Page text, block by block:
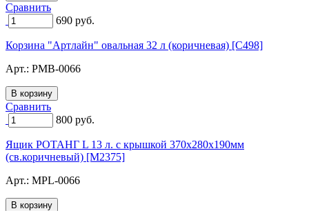
Сравнить
690 руб.
Корзина "Артлайн" овальная 32 л (коричневая) [C498]
Арт.: PMB-0066
Сравнить
800 руб.
Ящик РОТАНГ L 13 л. с крышкой 370х280х190мм
(св.коричневый) [M2375]
Арт.: MPL-0066